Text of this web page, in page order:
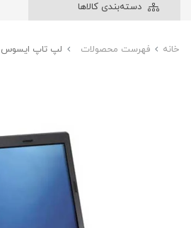
دسته‌بندی کالاها
خانه فهرست محصولات لپ تاپ ایسوس Asus x54h